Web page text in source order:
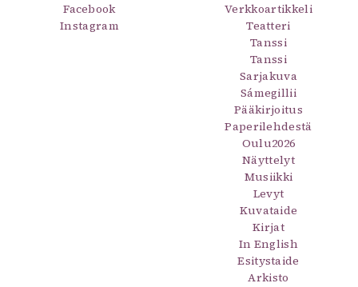
Facebook
Instagram
Verkkoartikkeli
Teatteri
Tanssi
Tanssi
Sarjakuva
Sámegillii
Pääkirjoitus
Paperilehdestä
Oulu2026
Näyttelyt
Musiikki
Levyt
Kuvataide
Kirjat
In English
Esitystaide
Arkisto